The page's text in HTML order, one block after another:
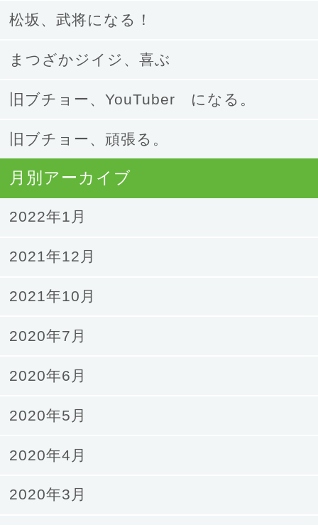
松坂、武将になる！
まつざかジイジ、喜ぶ
旧ブチョー、YouTuber になる。
旧ブチョー、頑張る。
月別アーカイブ
2022年1月
2021年12月
2021年10月
2020年7月
2020年6月
2020年5月
2020年4月
2020年3月